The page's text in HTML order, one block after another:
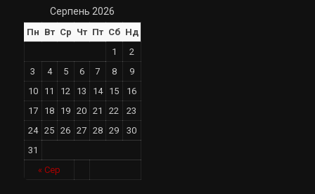
Серпень 2026
Пн Вт Ср Чт Пт Сб Нд
« Сер
1
2
3
4 5 6 7 8
9
10
11 12 13 14 15
16
17
18 19 20 21 22
23
24
25 26 27 28 29
30
31